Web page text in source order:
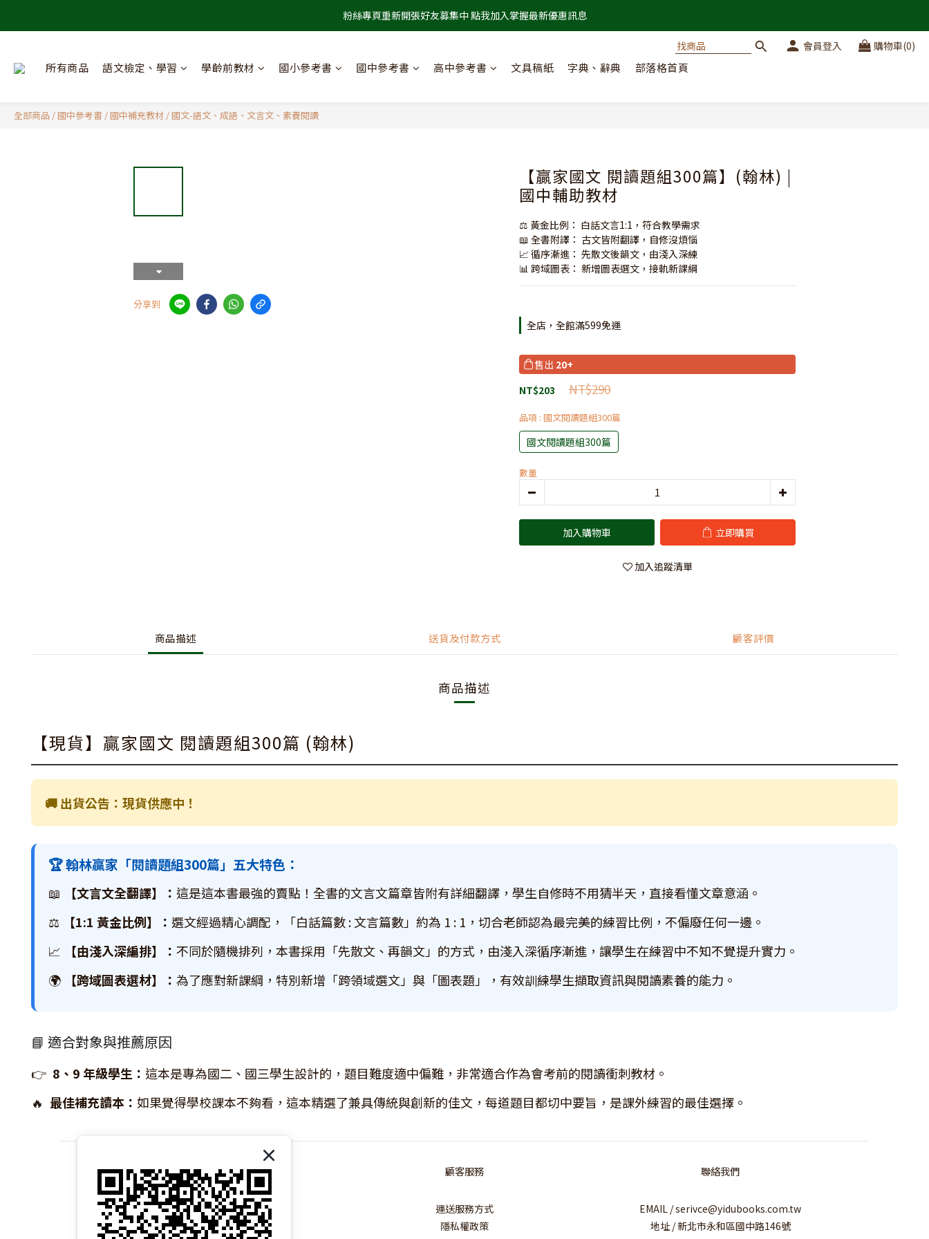
粉絲專頁重新開張好友募集中 點我加入掌握最新優惠訊息
會員登入 購物車(0)
所有商品 語文檢定、學習 學齡前教材 國小參考書 國中參考書 高中參考書 文具稿紙 字典、辭典 部落格首頁
全部商品 /國中參考書 /國中補充教材 /國文-語文、成語、文言文、素養閱讀
分享到
【贏家國文 閱讀題組300篇】(翰林) |
國中輔助教材
⚖️ 黃金比例： 白話文言1:1，符合教學需求
📖 全書附譯： 古文皆附翻譯，自修沒煩惱
📈 循序漸進： 先散文後韻文，由淺入深練
📊 跨域圖表： 新增圖表選文，接軌新課綱
全店，全館滿599免運
售出 20+
NT$290
NT$203
品項 : 國文閱讀題組300篇
國文閱讀題組300篇
數量
加入購物車 立即購買
加入追蹤清單
商品描述 送貨及付款方式 顧客評價
商品描述
【現貨】贏家國文 閱讀題組300篇 (翰林)
🚚 出貨公告：現貨供應中！
🏆 翰林贏家「閱讀題組300篇」五大特色：
📖 【文言文全翻譯】： 這是這本書最強的賣點！全書的文言文篇章皆附有詳細翻譯，學生自修時不用猜半天，直接看懂文章意涵。
⚖️
【1:1 黃金比例】： 選文經過精心調配，「白話篇數 : 文言篇數」約為 1 : 1，切合老師認為最完美的練習比例，不偏廢任何一邊。
📈
【由淺入深編排】： 不同於隨機排列，本書採用「先散文、再韻文」的方式，由淺入深循序漸進，讓學生在練習中不知不覺提升實力。
🌍
【跨域圖表選材】： 為了應對新課綱，特別新增「跨領域選文」與「圖表題」，有效訓練學生擷取資訊與閱讀素養的能力。
📘 適合對象與推薦原因
👉 8、9 年級學生： 這本是專為國二、國三學生設計的，題目難度適中偏難，非常適合作為會考前的閱讀衝刺教材。
🔥 最佳補充讀本： 如果覺得學校課本不夠看，這本精選了兼具傳統與創新的佳文，每道題目都切中要旨，是課外練習的最佳選擇。
關於我們｜About 易讀書坊
商店介紹｜Introduction
品牌故事｜Brand Story
顧客服務
運送服務方式
隱私權政策
聯絡我們
EMAIL / serivce@yidubooks.com.tw
地址 / 新北市永和區國中路146號